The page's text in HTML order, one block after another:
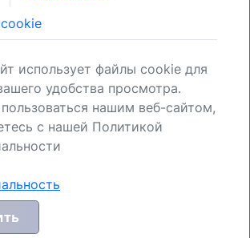
обновления
позицию:
о рисках и отказ от ответственности:
любую ответственность за риски,
инвестиционных сделок или иных
осуществляемых клиентом на основе
использует файлы cookie для
удобства просмотра.
нашим веб-сайтом,
с нашей Политикой